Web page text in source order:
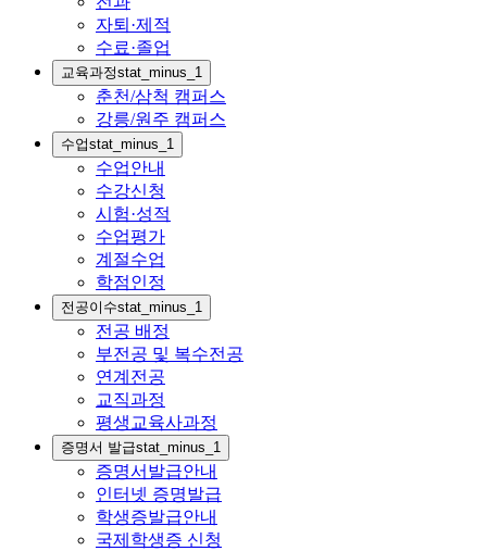
자퇴·제적
수료·졸업
교육과정stat_minus_1
춘천/삼척 캠퍼스
강릉/원주 캠퍼스
수업stat_minus_1
수업안내
수강신청
시험·성적
수업평가
계절수업
학점인정
전공이수stat_minus_1
전공 배정
부전공 및 복수전공
연계전공
교직과정
평생교육사과정
증명서 발급stat_minus_1
증명서발급안내
인터넷 증명발급
학생증발급안내
국제학생증 신청